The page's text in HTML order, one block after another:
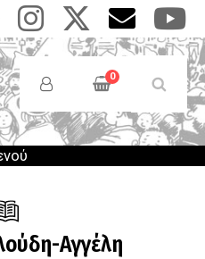
Users
Menu
0
Αγγέλη